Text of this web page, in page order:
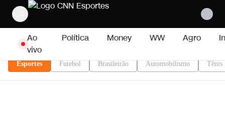
Pular para o conteúdo
Ao
vivo
Política Money WW Agro
Esportes Futebol Brasileirão Automobilismo Tênis